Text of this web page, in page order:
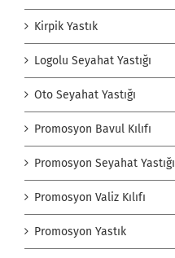
Kirpik Yastık
Logolu Seyahat Yastığı
Oto Seyahat Yastığı
Promosyon Bavul Kılıfı
Promosyon Seyahat Yastığı
Promosyon Valiz Kılıfı
Promosyon Yastık